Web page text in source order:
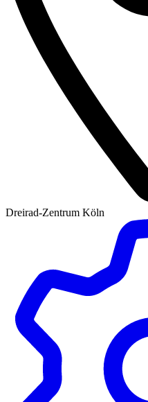
Dreirad-Zentrum Köln